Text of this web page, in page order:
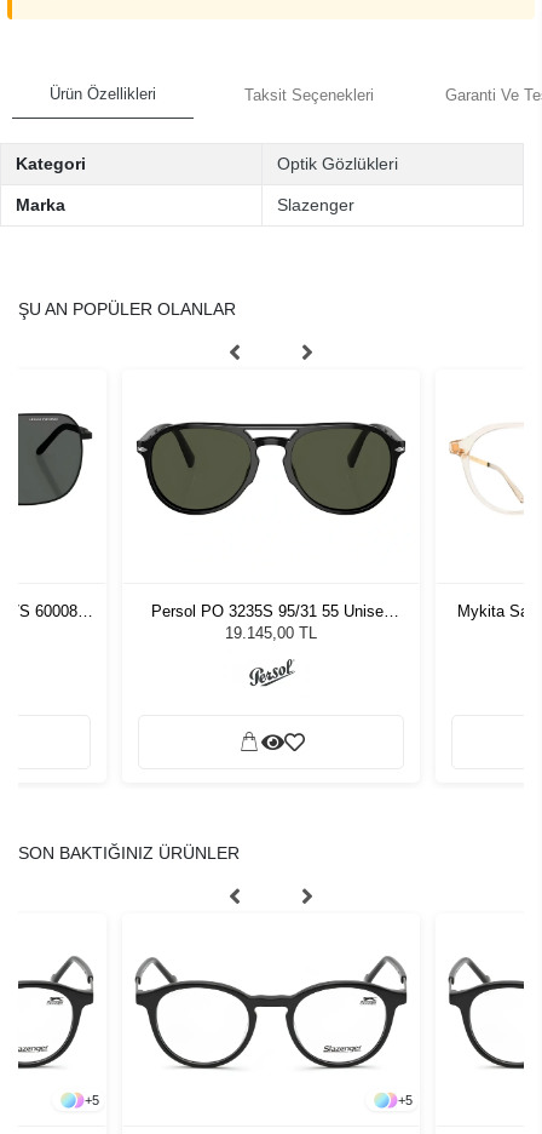
Ürün Özellikleri Taksit Seçenekleri Garanti Ve
Kategori Optik Gözlükleri
Marka Slazenger
ŞU AN POPÜLER OLANLAR
600087
Persol PO 3235S 95/31 55 Unisex
Güneş Gözlüğü
19.145,00 TL
Mykita
SON BAKTIĞINIZ ÜRÜNLER
+5 +5